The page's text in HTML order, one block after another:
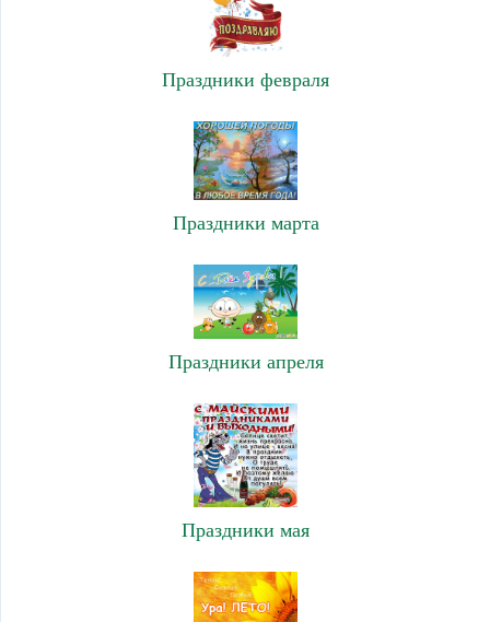
Праздники февраля
Праздники марта
Праздники апреля
Праздники мая